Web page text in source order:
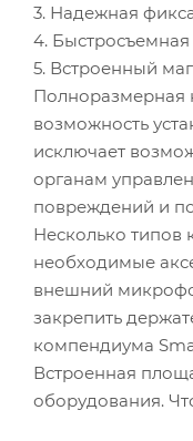
3. Надежная
4.
5. Встроенный
Полноразмерная
возможность
исключает
органам
повреждений и
Несколько типов
необходимые
внешний
закрепить
компендиума
Встроенная
оборудования.